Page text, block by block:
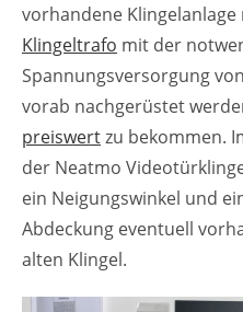
vorhandene Klingelanlage
Klingeltrafo mit der
Spannungsversorgung
vorab nachgerüstet
preiswertzu bekommen.
der Neatmo
ein Neigungswinkel und
Abdeckung eventuell
alten Klingel.